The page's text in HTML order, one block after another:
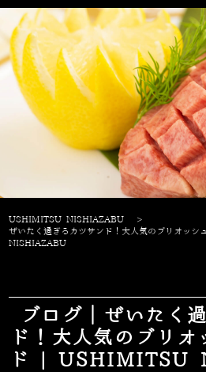
USHIMITSU NISHIAZABU
>
ぜいたく過ぎるカツサンド！大人気のブリオッ
NISHIAZABU
ブログ｜ぜいたく
ド！大人気のブリ
ド | USHIMITSU